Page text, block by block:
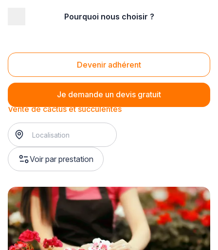
Pourquoi nous choisir ?
Devenir adhérent
Je demande un devis gratuit
Vente de cactus et succulentes
Vente de cactus et succulentes
Voir par prestation